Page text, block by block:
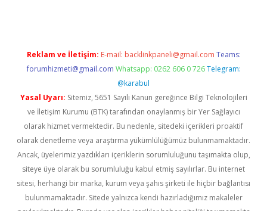
Reklam ve İletişim: E-mail: backlinkpaneli@gmail.com Teams:
forumhizmeti@gmail.com Whatsapp: 0262 606 0 726 Telegram:
@karabul
Yasal Uyarı: Sitemiz, 5651 Sayılı Kanun gereğince Bilgi Teknolojileri
ve İletişim Kurumu (BTK) tarafından onaylanmış bir Yer Sağlayıcı
olarak hizmet vermektedir. Bu nedenle, sitedeki içerikleri proaktif
olarak denetleme veya araştırma yükümlülüğümüz bulunmamaktadır.
Ancak, üyelerimiz yazdıkları içeriklerin sorumluluğunu taşımakta olup,
siteye üye olarak bu sorumluluğu kabul etmiş sayılırlar. Bu internet
sitesi, herhangi bir marka, kurum veya şahıs şirketi ile hiçbir bağlantısı
bulunmamaktadır. Sitede yalnızca kendi hazırladığımız makaleler